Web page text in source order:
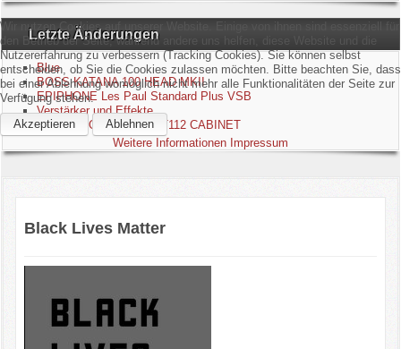
Impressum
Datenschutzerklärung
Links
Gästebuch
Letzte Änderungen
Blue
BOSS KATANA 100 HEAD MKII
EPIPHONE Les Paul Standard Plus VSB
Verstärker und Effekte
LANEY LIONHEART - LT112 CABINET
Black Lives Matter
Wir nutzen Cookies auf unserer Website. Einige von ihnen sind essenziell für
den Betrieb der Seite, während andere uns helfen, diese Website und die
Nutzererfahrung zu verbessern (Tracking Cookies). Sie können selbst
entscheiden, ob Sie die Cookies zulassen möchten. Bitte beachten Sie, dass
bei einer Ablehnung womöglich nicht mehr alle Funktionalitäten der Seite zur
Verfügung stehen.
Akzeptieren
Ablehnen
Weitere Informationen Impressum